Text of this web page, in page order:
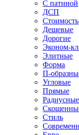
С патиной
ДСП
Стоимость
Дешевые
Дорогие
Эконом-
Элитные
Форма
П-
Угловые
Прямые
Радиусные
Стиль